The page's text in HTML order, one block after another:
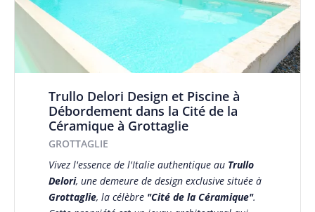
Trullo Delori Design et Piscine à
Débordement dans la Cité de la
Céramique à Grottaglie
GROTTAGLIE
Vivez l'essence de l'Italie authentique au Trullo
Delori, une demeure de design exclusive située à
Grottaglie, la célèbre "Cité de la Céramique".